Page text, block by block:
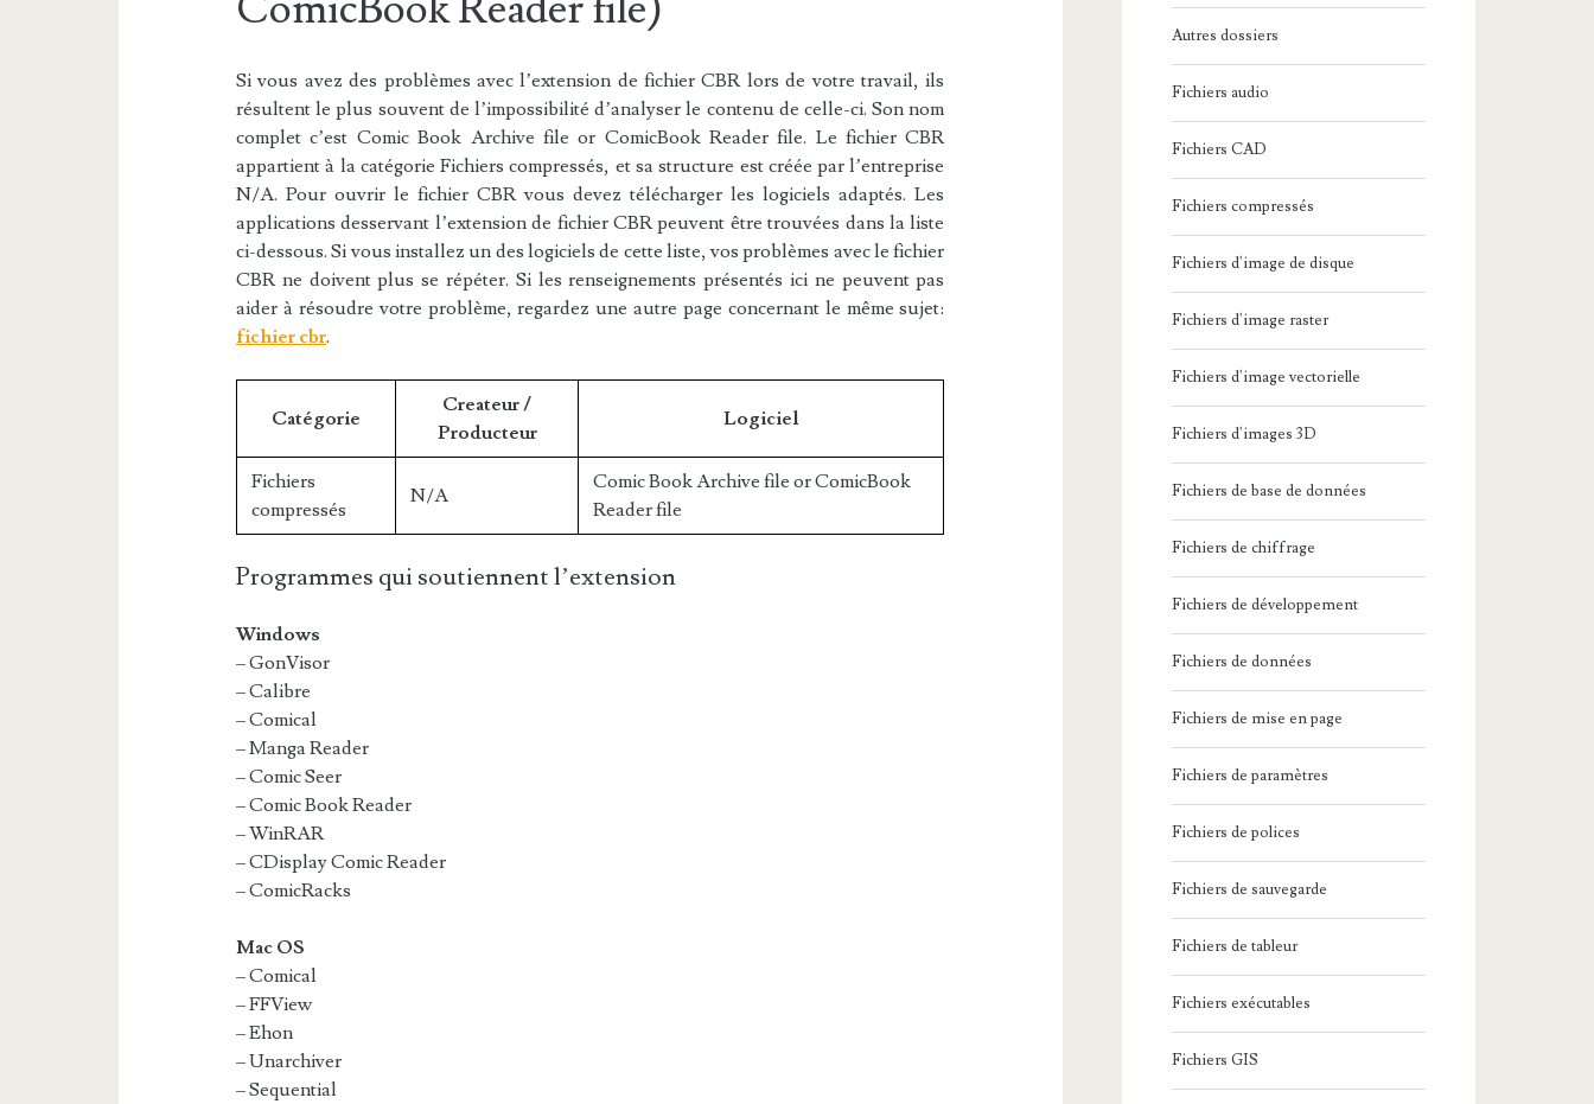
Si vous avez des problèmes avec l’extension de fichier CBR lors de votre travail, ils
résultent le plus souvent de l’impossibilité d’analyser le contenu de celle-ci. Son nom
complet c’est Comic Book Archive file or ComicBook Reader file. Le fichier CBR
appartient à la catégorie Fichiers compressés, et sa structure est créée par l’entreprise
N/A. Pour ouvrir le fichier CBR vous devez télécharger les logiciels adaptés. Les
applications desservant l’extension de fichier CBR peuvent être trouvées dans la liste
ci-dessous. Si vous installez un des logiciels de cette liste, vos problèmes avec le fichier
CBR ne doivent plus se répéter. Si les renseignements présentés ici ne peuvent pas
aider à résoudre votre problème, regardez une autre page concernant le même sujet:
fichier cbr.
Catégorie
Createur /
Producteur
Logiciel
Fichiers
compressés
N/A
Comic Book Archive file or ComicBook
Reader file
Programmes qui soutiennent l’extension
Windows
– GonVisor
– Calibre
– Comical
– Manga Reader
– Comic Seer
– Comic Book Reader
– WinRAR
– CDisplay Comic Reader
– ComicRacks
Mac OS
– Comical
– FFView
– Ehon
– Unarchiver
– Sequential
Autres dossiers
Fichiers audio
Fichiers CAD
Fichiers compressés
Fichiers d'image de disque
Fichiers d'image raster
Fichiers d'image vectorielle
Fichiers d'images 3D
Fichiers de base de données
Fichiers de chiffrage
Fichiers de développement
Fichiers de données
Fichiers de mise en page
Fichiers de paramètres
Fichiers de polices
Fichiers de sauvegarde
Fichiers de tableur
Fichiers exécutables
Fichiers GIS